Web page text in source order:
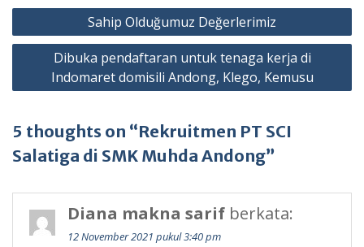
o
k
A
p
e
r
Navigasi
pos
Sahip Olduğumuz Değerlerimiz
Dibuka pendaftaran untuk tenaga kerja di
Indomaret domisili Andong, Klego, Kemusu
5 thoughts on “Rekruitmen PT SCI
Salatiga di SMK Muhda Andong”
Diana makna sarif berkata:
12 November 2021 pukul 3:40 pm